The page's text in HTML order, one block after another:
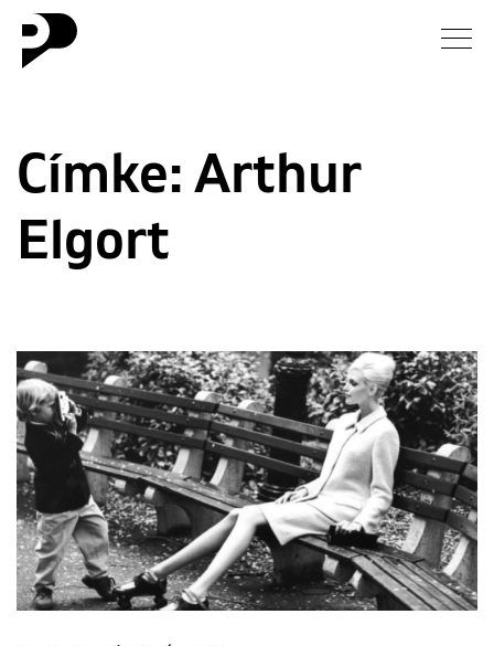
Galéria
Rólunk
ENGLISH
Címke: Arthur
Elgort